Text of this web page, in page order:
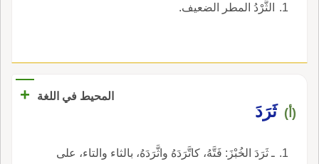
الثَّرْدُ المطر الضعيف.
المحيط في اللغة +
(أ) ثَرَدَ
ـ ثَرَدَ الخُبْزَ: فَتَّهُ، كاتَّرَدَهُ واثَّرَدَهُ، بالثاء والتاء، على